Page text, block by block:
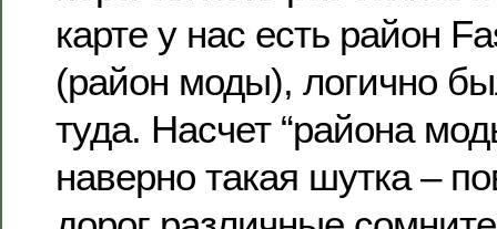
карте у нас есть район
(район моды), логично
туда. Насчет “района
наверно такая шутка –